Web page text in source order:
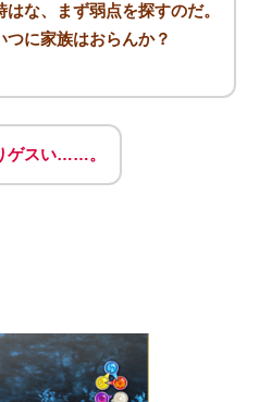
はな、まず弱点を探すのだ。
つに家族はおらんか？
ゲスい……。